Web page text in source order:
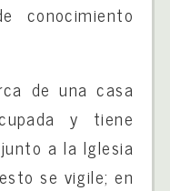
conocimiento
de una casa
y tiene
a la Iglesia
se vigile; en